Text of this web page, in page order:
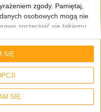
zgody. Pamiętaj,
osobowych mogą nie
sprzeciwić się takiemu
momencie zmienić swoje
na tę stronę i klikając
SIĘ
SIĘ
Diablo 3 na